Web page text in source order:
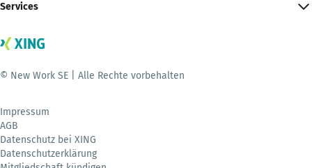
Services
© New Work SE | Alle Rechte vorbehalten
Impressum
AGB
Datenschutz bei XING
Datenschutzerklärung